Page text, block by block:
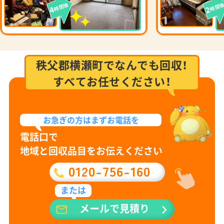
4時間後 2時間
秩父郡横瀬町でなんでも回収！
すべてお任せください！
お急ぎの方はまずお電話を
電話口で
地域と回収品目をお伝えください
0120-756-160
または
メールで見積り